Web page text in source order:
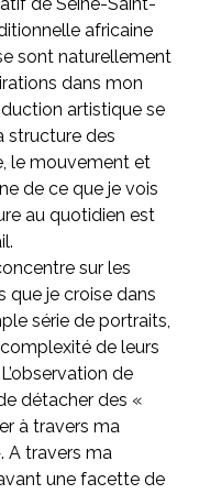
de Seine-Saint-
africaine
sont naturellement
dans mon
artistique se
structure des
le mouvement et
de ce que je vois
au quotidien est
sur les
que je croise dans
série de portraits,
de leurs
de
détacher des «
à travers ma
A travers ma
une facette de